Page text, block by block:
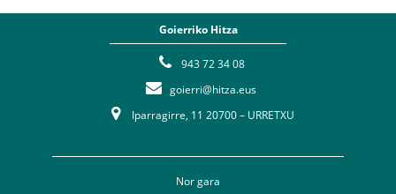
Goierriko Hitza
943 72 34 08
goierri@hitza.eus
Iparragirre, 11 20700 – URRETXU
Nor gara